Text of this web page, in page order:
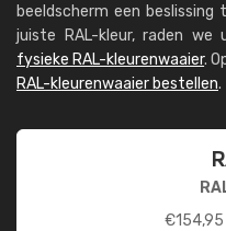
beeldscherm een
juiste RAL-kleur, raden
fysieke RAL-kleurenwaaier.
RAL-kleurenwaaier bestellen.
€154,95